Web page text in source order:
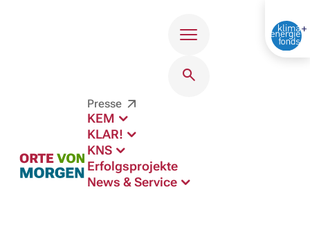
Presse
KEM
KLAR!
KNS
Erfolgsprojekte
News & Service